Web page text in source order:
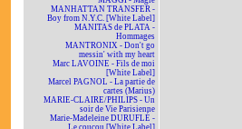
MANHATTAN TRANSFER -
Boy from N.Y.C. [White Label]
MANITAS de PLATA -
Hommages
MANTRONIX - Don't go
messin' with my heart
Marc LAVOINE - Fils de moi
[White Label]
Marcel PAGNOL - La partie de
cartes (Marius)
MARIE-CLAIRE/PHILIPS - Un
soir de Vie Parisienne
Marie-Madeleine DURUFLÉ -
Le coucou [White Label]